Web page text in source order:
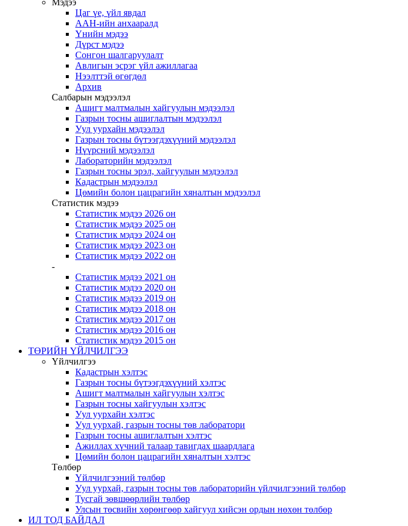
Мэдээ
Цаг үе, үйл явдал
ААН-ийн анхааралд
Үнийн мэдээ
Дүрст мэдээ
Сонгон шалгаруулалт
Авлигын эсрэг үйл ажиллагаа
Нээлттэй өгөгдөл
Архив
Салбарын мэдээлэл
Ашигт малтмалын хайгуулын мэдээлэл
Газрын тосны ашиглалтын мэдээлэл
Уул уурхайн мэдээлэл
Газрын тосны бүтээгдэхүүний мэдээлэл
Нүүрсний мэдээлэл
Лабораторийн мэдээлэл
Газрын тосны эрэл, хайгуулын мэдээлэл
Кадастрын мэдээлэл
Цөмийн болон цацрагийн хяналтын мэдээлэл
Статистик мэдээ
Статистик мэдээ 2026 он
Статистик мэдээ 2025 он
Статистик мэдээ 2024 он
Статистик мэдээ 2023 он
Статистик мэдээ 2022 он
-
Статистик мэдээ 2021 он
Статистик мэдээ 2020 он
Статистик мэдээ 2019 он
Статистик мэдээ 2018 он
Статистик мэдээ 2017 он
Статистик мэдээ 2016 он
Статистик мэдээ 2015 он
ТӨРИЙН ҮЙЛЧИЛГЭЭ
Үйлчилгээ
Кадастрын хэлтэс
Газрын тосны бүтээгдэхүүний хэлтэс
Ашигт малтмалын хайгуулын хэлтэс
Газрын тосны хайгуулын хэлтэс
Уул уурхайн хэлтэс
Уул уурхай, газрын тосны төв лаборатори
Газрын тосны ашиглалтын хэлтэс
Ажиллах хүчний талаар тавигдах шаардлага
Цөмийн болон цацрагийн хяналтын хэлтэс
Төлбөр
Үйлчилгээний төлбөр
Уул уурхай, газрын тосны төв лабораторийн үйлчилгээний төлбөр
Тусгай зөвшөөрлийн төлбөр
Улсын төсвийн хөрөнгөөр хайгуул хийсэн ордын нөхөн төлбөр
ИЛ ТОД БАЙДАЛ